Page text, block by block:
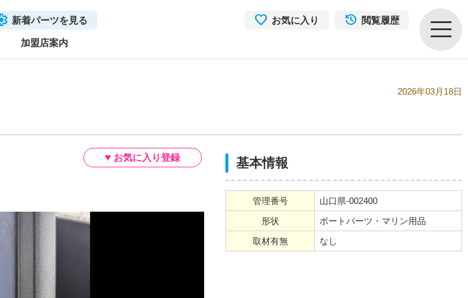
新着パーツを見る お気に入り 閲覧履歴
加盟店案内
2026年03月18日
基本情報
管理番号
山口県-002400
形状
ボートパーツ・マリン用品
取材有無
なし